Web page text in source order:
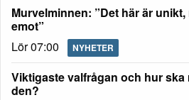
Murvelminnen: ”Det här är
emot”
Lör 07:00
NYHETER
Viktigaste valfrågan och hur
den?